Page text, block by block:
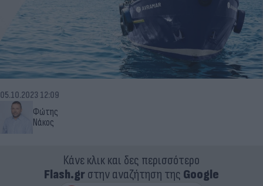
Φώτης
Νάκος
05.10.2023 12:09
Κάνε κλικ και δες περισσότερο
Flash.grστην αναζήτηση της Google